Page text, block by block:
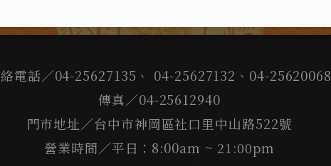
電話／04-25627135、 04-25627132、04-25620068
傳真／04-25612940
門市地址／台中市神岡區社口里中山路522號
營業時間／平日：8:00am ~ 21:00pm